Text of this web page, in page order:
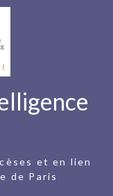
et en lien
de Paris